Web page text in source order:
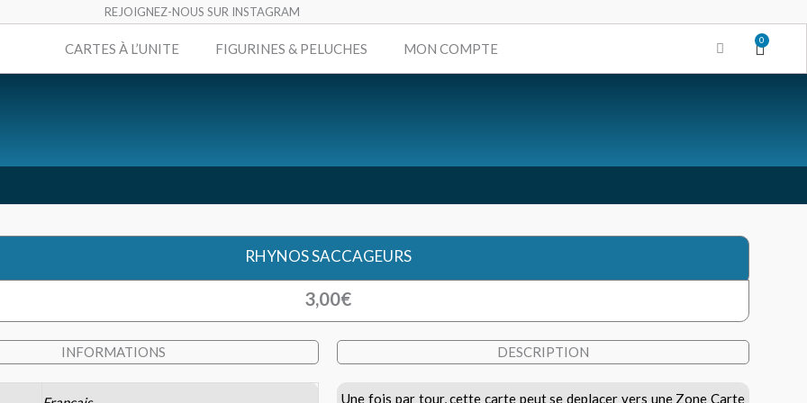
REJOIGNEZ-NOUS SUR INSTAGRAM
CARTES À L’UNITE FIGURINES & PELUCHES MON COMPTE
0
Panier
RHYNOS SACCAGEURS
3,00€
INFORMATIONS DESCRIPTION
Une fois par tour, cette carte peut se deplacer vers une Zone Carte